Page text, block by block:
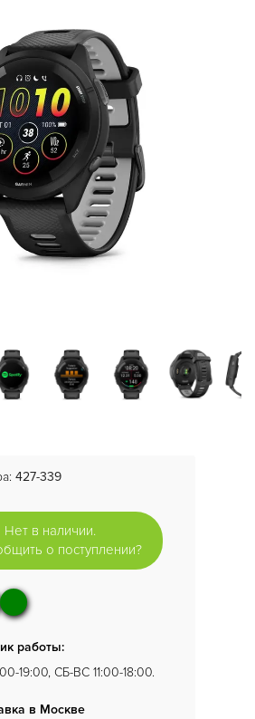
427-339
Нет в наличии.
о поступлении?
работы:
19:00, СБ-ВС 11:00-18:00.
в Москве